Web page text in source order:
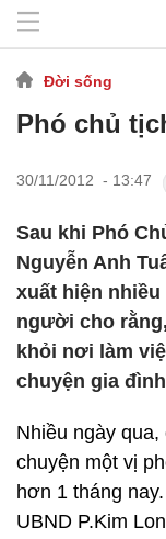
Đời sống
Phó chủ
30/11/2012 - 13:47
Sau khi Phó
Nguyễn Anh
xuất hiện
người cho
khỏi nơi làm
chuyện gia
Nhiều ngày
chuyện một vị
hơn 1 tháng
UBND P.Kim